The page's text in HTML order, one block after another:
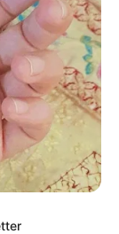
ที่ยวเลี้ยง
คนรักเอาใจ
จตัวเองมาก
ริงๆ ทุกเพศทุก
ห่วง เหลือก็
ดเร็วร้อนแรง
นอยู่ได้ฤกษ์